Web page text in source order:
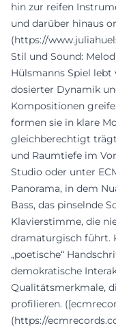
hin zur reifen
und darüber hinaus
(https://
Stil und Sound:
Hülsmanns Spiel
dosierter Dynamik
Kompositionen
formen sie in klare
gleichberechtigt
und Raumtiefe im
Studio oder unter
Panorama, in dem
Bass, das pinselnde
Klavierstimme, die
dramaturgisch führt.
„poetische“
demokratische
Qualitätsmerkmale,
profilieren.
(https://